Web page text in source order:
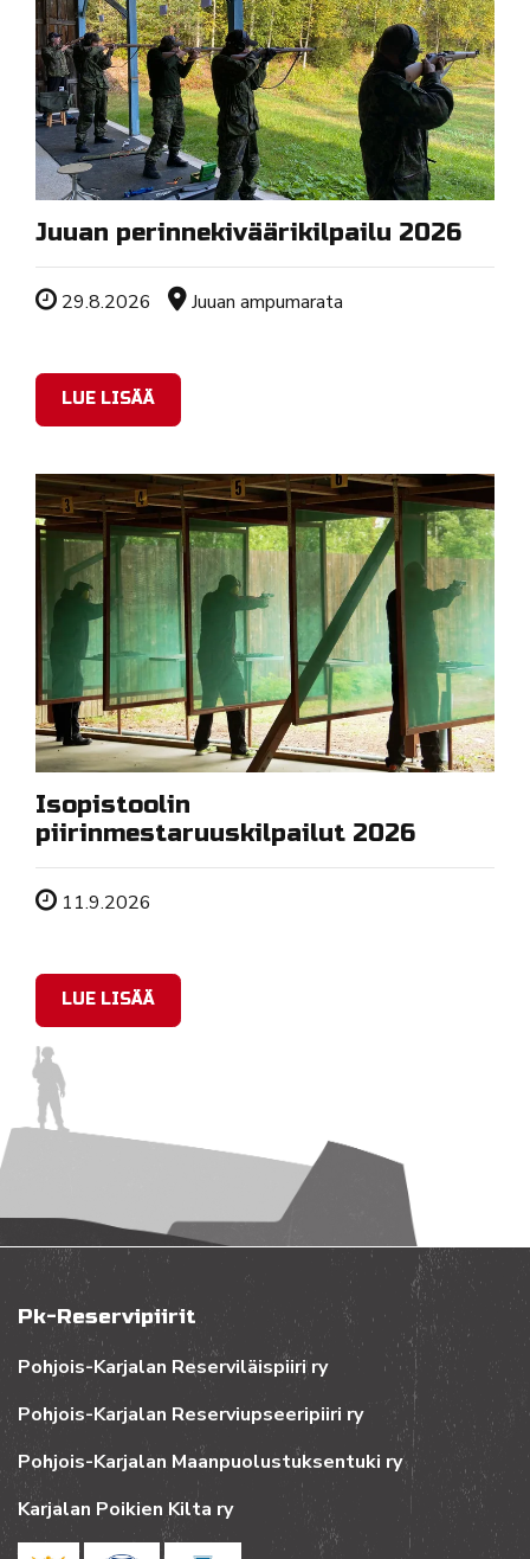
Juuan perinnekiväärikilpailu 2026
Tapahtuman ajankohta
29.8.2026 Sijainti
Juuan ampumarata
LUE LISÄÄ
Isopistoolin
piirinmestaruuskilpailut 2026
Tapahtuman ajankohta
11.9.2026
LUE LISÄÄ
Pk-Reservipiirit
Pohjois-Karjalan Reserviläispiiri ry
Pohjois-Karjalan Reserviupseeripiiri ry
Pohjois-Karjalan Maanpuolustuksentuki ry
Karjalan Poikien Kilta ry